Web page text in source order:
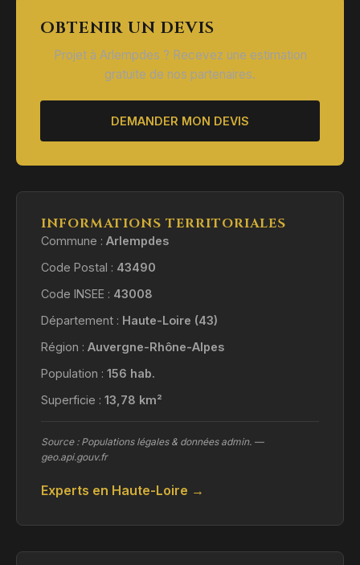
OBTENIR UN DEVIS
Projet à Arlempdes ? Recevez une estimation
gratuite de nos partenaires.
DEMANDER MON DEVIS
INFORMATIONS TERRITORIALES
Commune : Arlempdes
Code Postal : 43490
Code INSEE : 43008
Département : Haute-Loire (43)
Région : Auvergne-Rhône-Alpes
Population : 156 hab.
Superficie : 13,78 km²
Source : Populations légales & données admin. —
geo.api.gouv.fr
Experts en Haute-Loire →